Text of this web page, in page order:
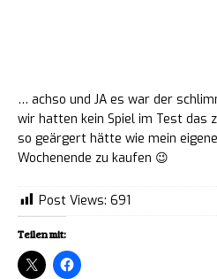
… achso und JA es war der
wir hatten kein Spiel im Test das
so geärgert hätte wie mein
Wochenende zu kaufen 😉
Post Views: 691
Teilen mit: